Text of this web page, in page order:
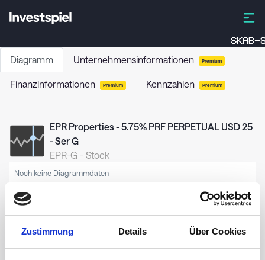
Zustimmung Details Über Cookies
SKAB-S
Diagramm Unternehmensinformationen Premium
Finanzinformationen Premium Kennzahlen Premium
EPR Properties - 5.75% PRF PERPETUAL USD 25
- Ser G
EPR-G - Stock
Noch keine Diagrammdaten